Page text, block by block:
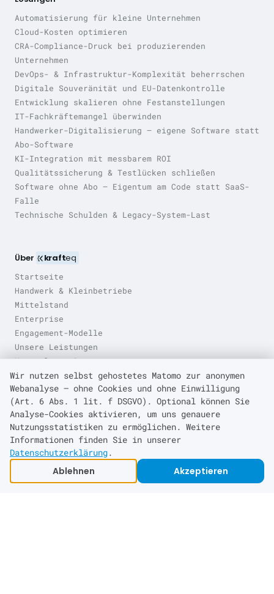
Automatisierung für kleine Unternehmen
Cloud-Kosten optimieren
CRA-Compliance-Druck bei produzierenden
Unternehmen
DevOps- & Infrastruktur-Komplexität beherrschen
Digitale Souveränität und EU-Datenkontrolle
Entwicklung skalieren ohne Festanstellungen
IT-Fachkräftemangel überwinden
Handwerker-Digitalisierung — eigene Software statt
Abo-Software
KI-Integration mit messbarem ROI
Qualitätssicherung & Testlücken schließen
Software ohne Abo — Eigentum am Code statt SaaS-
Falle
Technische Schulden & Legacy-System-Last
Über krafteq
Startseite
Handwerk & Kleinbetriebe
Mittelstand
Enterprise
Engagement-Modelle
Unsere Leistungen
Kostenloser Prototyp
Preise
Kontakt
Engineering-Blog (EN)
Standorte
Leverkusen
Wir nutzen selbst gehostetes Matomo zur anonymen
Webanalyse — ohne Cookies und ohne Einwilligung
(Art. 6 Abs. 1 lit. f DSGVO). Optional können Sie
Analyse-Cookies aktivieren, um uns genauere
Nutzungsstatistiken zu ermöglichen. Weitere
Informationen finden Sie in unserer
Datenschutzerklärung.
Ablehnen Akzeptieren